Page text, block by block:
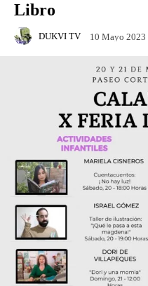
Libro
DUKVI TV 10 Mayo 2023